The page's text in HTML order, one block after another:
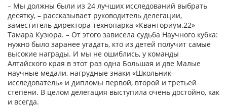
– Мы должны были из 24 лучших исследований выбрать
десятку, – рассказывает руководитель делегации,
заместитель директора технопарка «Кванториум.22»
Тамара Кузюра. – От этого зависела судьба Научного кубка:
нужно было заранее угадать, кто из детей получит самые
высокие награды. И мы не ошиблись, у команды
Алтайского края в этот раз одна Большая и две Малые
научные медали, нагрудные знаки «Школьник-
исследователь» и дипломы первой, второй и третьей
степени. В целом делегация выступила очень достойно, как
и всегда.